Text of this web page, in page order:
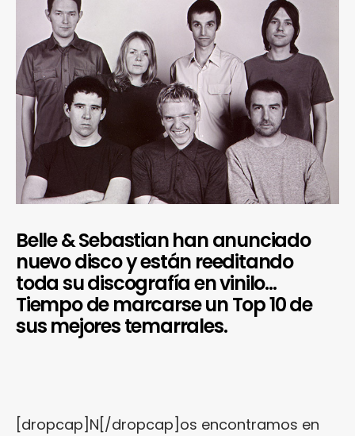
Belle & Sebastian han anunciado
nuevo disco y están reeditando
toda su discografía en vinilo…
Tiempo de marcarse un Top 10 de
sus mejores temarrales.
[dropcap]N[/dropcap]os encontramos en